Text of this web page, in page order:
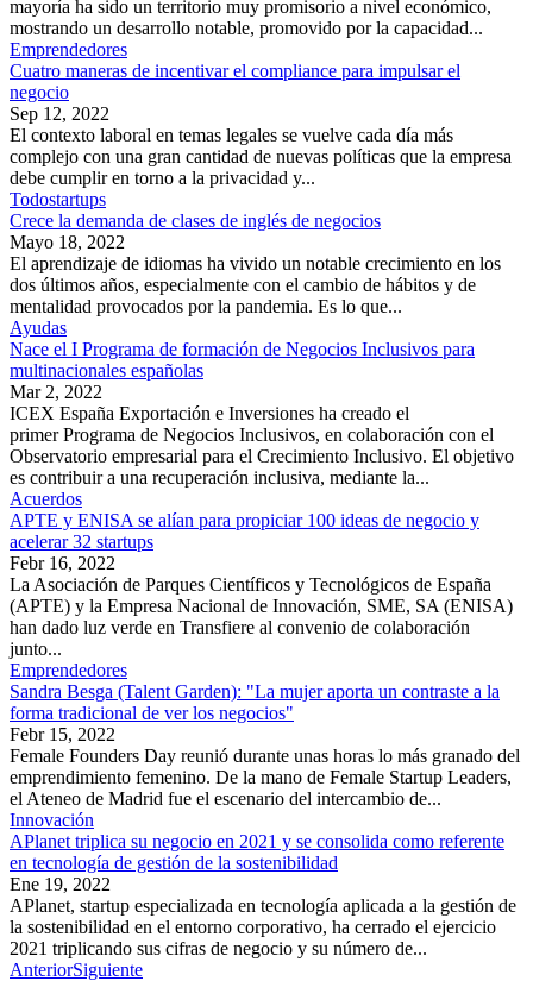
mayoría ha sido un territorio muy promisorio a nivel económico,
mostrando un desarrollo notable, promovido por la capacidad...
Emprendedores
Cuatro maneras de incentivar el compliance para impulsar el
negocio
Sep 12, 2022
El contexto laboral en temas legales se vuelve cada día más
complejo con una gran cantidad de nuevas políticas que la empresa
debe cumplir en torno a la privacidad y...
Todostartups
Crece la demanda de clases de inglés de negocios
Mayo 18, 2022
El aprendizaje de idiomas ha vivido un notable crecimiento en los
dos últimos años, especialmente con el cambio de hábitos y de
mentalidad provocados por la pandemia. Es lo que...
Ayudas
Nace el I Programa de formación de Negocios Inclusivos para
multinacionales españolas
Mar 2, 2022
ICEX España Exportación e Inversiones ha creado el
primer Programa de Negocios Inclusivos, en colaboración con el
Observatorio empresarial para el Crecimiento Inclusivo. El objetivo
es contribuir a una recuperación inclusiva, mediante la...
Acuerdos
APTE y ENISA se alían para propiciar 100 ideas de negocio y
acelerar 32 startups
Febr 16, 2022
La Asociación de Parques Científicos y Tecnológicos de España
(APTE) y la Empresa Nacional de Innovación, SME, SA (ENISA)
han dado luz verde en Transfiere al convenio de colaboración
junto...
Emprendedores
Sandra Besga (Talent Garden): "La mujer aporta un contraste a la
forma tradicional de ver los negocios"
Febr 15, 2022
Female Founders Day reunió durante unas horas lo más granado del
emprendimiento femenino. De la mano de Female Startup Leaders,
el Ateneo de Madrid fue el escenario del intercambio de...
Innovación
APlanet triplica su negocio en 2021 y se consolida como referente
en tecnología de gestión de la sostenibilidad
Ene 19, 2022
APlanet, startup especializada en tecnología aplicada a la gestión de
la sostenibilidad en el entorno corporativo, ha cerrado el ejercicio
2021 triplicando sus cifras de negocio y su número de...
AnteriorSiguiente